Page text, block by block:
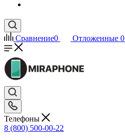
Сравнение0 Отложенные 0
Телефоны
8 (800) 500-00-22